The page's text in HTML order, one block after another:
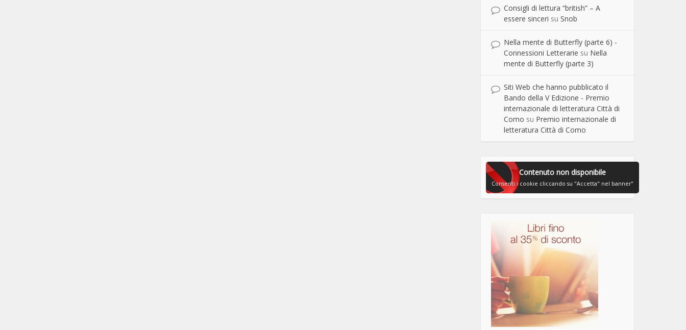
Consigli di lettura “british” – A
essere sinceri su Snob
Nella mente di Butterfly (parte 6) -
Connessioni Letterarie su Nella
mente di Butterfly (parte 3)
Siti Web che hanno pubblicato il
Bando della V Edizione - Premio
internazionale di letteratura Città di
Como su Premio internazionale di
letteratura Città di Como
Contenuto non disponibile
Consenti i cookie cliccando su "Accetta" nel banner"